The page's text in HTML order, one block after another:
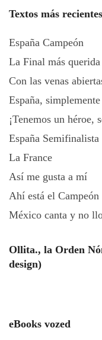
Textos más recientes
España Campeón
La Final más querida
Con las venas
España,
¡Tenemos un héroe,
España Semifinalista
La France
Así me gusta a mí
Ahí está el Campeón
México canta y no
Ollita., la Orden
design)
eBooks vozed